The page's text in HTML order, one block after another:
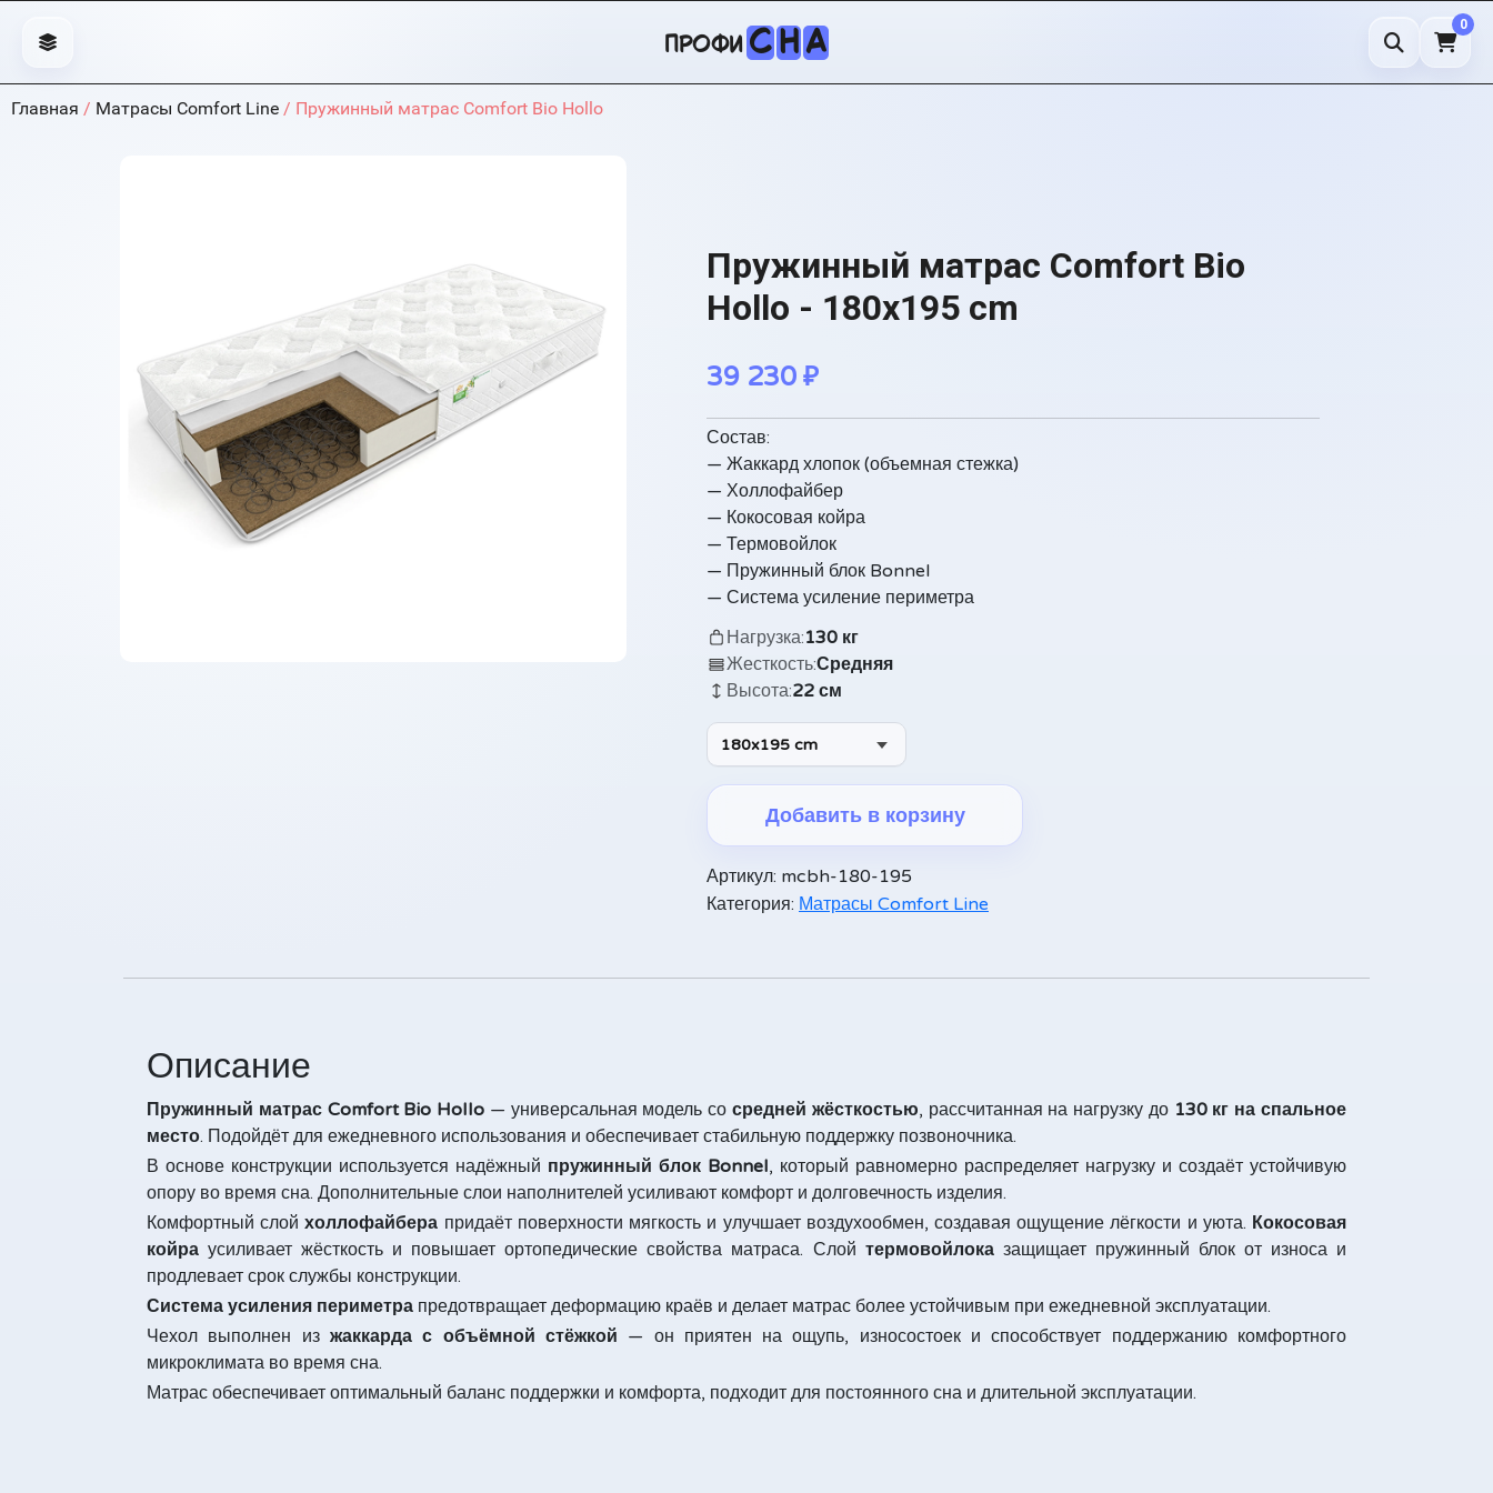
профи С НА
0
Главная / Матрасы Comfort Line / Пружинный матрас Comfort Bio Hollo
Пружинный матрас Comfort Bio
Hollo - 180x195 cm
39 230 ₽
Состав:
— Жаккард хлопок (объемная стежка)
— Холлофайбер
— Кокосовая койра
— Термовойлок
— Пружинный блок Bonnel
— Система усиление периметра
Нагрузка:130 кг
Жесткость:Средняя
Высота:22 см
180x195 cm
Добавить в корзину
Артикул: mcbh-180-195
Категория: Матрасы Comfort Line
Описание
Пружинный матрас Comfort Bio Hollo — универсальная модель сосредней жёсткостью, рассчитанная на нагрузку до 130 кг на спальное
место. Подойдёт для ежедневного использования и обеспечивает стабильную поддержку позвоночника.
В основе конструкции используется надёжный пружинный блок Bonnel, который равномерно распределяет нагрузку и создаёт устойчивую
опору во время сна. Дополнительные слои наполнителей усиливают комфорт и долговечность изделия.
Комфортный слойхоллофайбера придаёт поверхности мягкость и улучшает воздухообмен, создавая ощущение лёгкости и уюта. Кокосовая
койра усиливает жёсткость и повышает ортопедические свойства матраса. Слой термовойлоказащищает пружинный блок от износа и
продлевает срок службы конструкции.
Система усиления периметра предотвращает деформацию краёв и делает матрас более устойчивым при ежедневной эксплуатации.
Чехол выполнен из жаккарда с объёмной стёжкой — он приятен на ощупь, износостоек и способствует поддержанию комфортного
микроклимата во время сна.
Матрас обеспечивает оптимальный баланс поддержки и комфорта, подходит для постоянного сна и длительной эксплуатации.